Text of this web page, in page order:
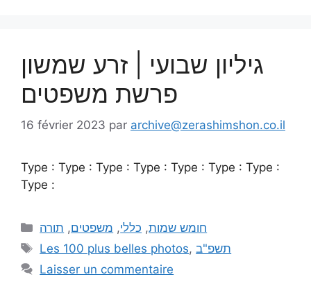
גיליון שבועי | זרע שמשון
פרשת משפטים
16 février 2023 par archive@zerashimshon.co.il
Type : Type : Type : Type : Type : Type : Type :
Type :
חומש שמות, כללי, משפטים, תורה
Les 100 plus belles photos,תשפ"ב
Laisser un commentaire